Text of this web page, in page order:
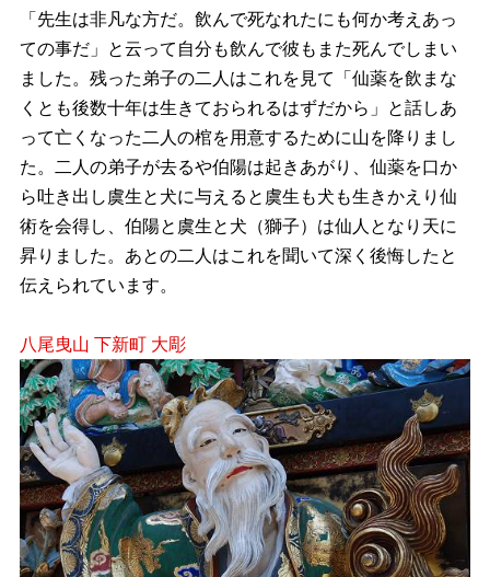
「先生は非凡な方だ。飲んで死なれたにも何か考えあっ
ての事だ」と云って自分も飲んで彼もまた死んでしまい
ました。残った弟子の二人はこれを見て「仙薬を飲まな
くとも後数十年は生きておられるはずだから」と話しあ
って亡くなった二人の棺を用意するために山を降りまし
た。二人の弟子が去るや伯陽は起きあがり、仙薬を口か
ら吐き出し虞生と犬に与えると虞生も犬も生きかえり仙
術を会得し、伯陽と虞生と犬（獅子）は仙人となり天に
昇りました。あとの二人はこれを聞いて深く後悔したと
伝えられています。
八尾曳山 下新町 大彫